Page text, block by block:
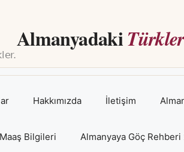
AlmanyadakiTürkler
Hakkımızda İletişim
Bilgileri Almanyaya Göç